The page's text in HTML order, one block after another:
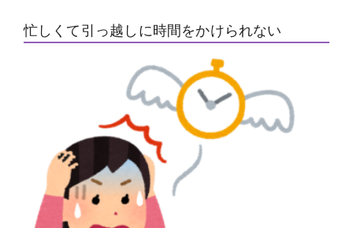
忙しくて引っ越しに時間をかけられない